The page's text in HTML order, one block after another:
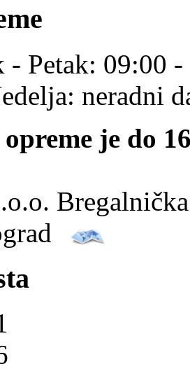
- Petak: 09:00
neradni
je do